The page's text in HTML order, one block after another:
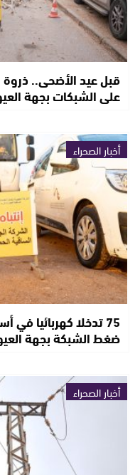
قبل عيد الأضحى..
على الشبكات بجهة
أخبار الصحراء
75 تدخلا كهربائيا
ضغط الشبكة بجهة
أخبار الصحراء